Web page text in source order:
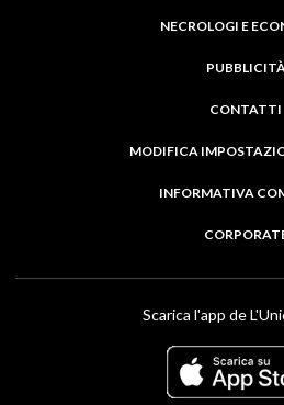
NECROLOGI E
PUBBLICITÀ
CONTATTI
MODIFICA
INFORMATIVA
Scarica l'app de